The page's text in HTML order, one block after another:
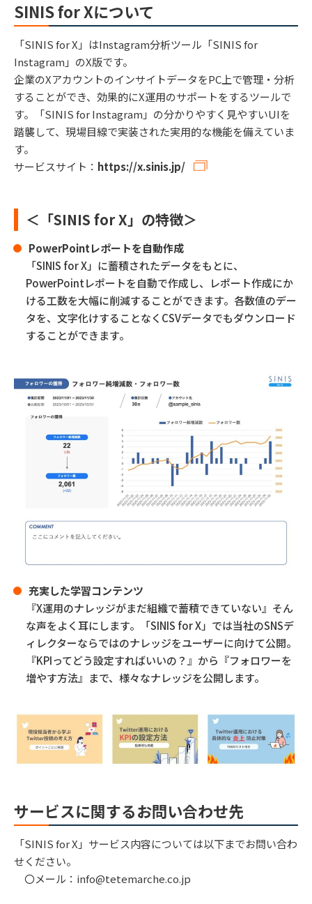
SINIS for Xについて
「SINIS for X」はInstagram分析ツール「SINIS for
Instagram」のX版です。
企業のXアカウントのインサイトデータをPC上で管理・分析
することができ、効果的にX運用のサポートをするツールで
す。「SINIS for Instagram」の分かりやすく見やすいUIを
踏襲して、現場目線で実装された実用的な機能を備えていま
す。
サービスサイト： https://x.sinis.jp/
＜「SINIS for X」の特徴＞
PowerPointレポートを自動作成
「SINIS for X」に蓄積されたデータをもとに、
PowerPointレポートを自動で作成し、レポート作成にか
ける工数を大幅に削減することができます。各数値のデー
タを、文字化けすることなくCSVデータでもダウンロード
することができます。
充実した学習コンテンツ
『X運用のナレッジがまだ組織で蓄積できていない』そん
な声をよく耳にします。「SINIS for X」では当社のSNSデ
ィレクターならではのナレッジをユーザーに向けて公開。
『KPIってどう設定すればいいの？』から『フォロワーを
増やす方法』まで、様々なナレッジを公開します。
サービスに関するお問い合わせ先
「SINIS for X」サービス内容については以下までお問い合わ
せください。
〇メール：info@tetemarche.co.jp